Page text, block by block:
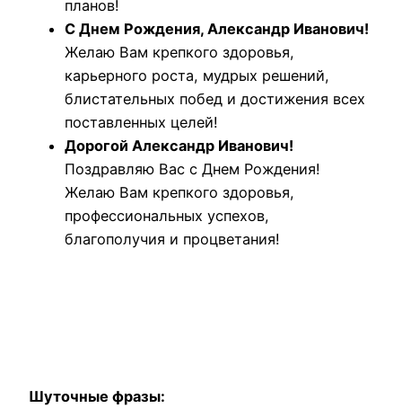
планов!
С Днем Рождения, Александр Иванович!
Желаю Вам крепкого здоровья,
карьерного роста, мудрых решений,
блистательных побед и достижения всех
поставленных целей!
Дорогой Александр Иванович!
Поздравляю Вас с Днем Рождения!
Желаю Вам крепкого здоровья,
профессиональных успехов,
благополучия и процветания!
Шуточные фразы: